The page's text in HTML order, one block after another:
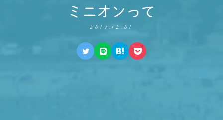
ミニオンって